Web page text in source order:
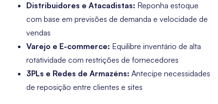
Distribuidores e Atacadistas: Reponha estoque
com base em previsões de demanda e velocidade de
vendas
Varejo e E-commerce: Equilibre inventário de alta
rotatividade com restrições de fornecedores
3PLs e Redes de Armazéns: Antecipe necessidades
de reposição entre clientes e sites